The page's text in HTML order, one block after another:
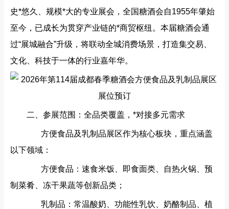
史*悠久、规模*大的专业展会，全国糖酒会自1955年肇始
至今，已成长为贯穿产业链的‌*商贸枢纽‌。本届糖酒会通
过“展城融合”升级，将联动全城消费场景，打造集交易、
文化、科技于一体的行业嘉年华。
二、参展范围：全品类覆盖，*对接多元需求‌
方便食品及乳制品展区‌作为核心板块，重点涵盖
以下领域：
方便食品‌：速食米饭、即食面类、自热火锅、预
制菜肴、冻干果蔬等创新品类；
乳制品‌：常温酸奶、功能性乳饮、奶酪制品、植